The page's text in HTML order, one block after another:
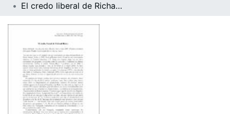
El credo liberal de Richard Rorty. Rorty, Richard: Una ética para laicos. Buenos Aires, Katz, 2009. (Versión castellana de Luciano Padilla López a partir de Un' etica per i laici.)